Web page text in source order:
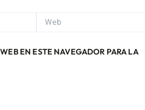
WEB
EN ESTE NAVEGADOR PARA LA